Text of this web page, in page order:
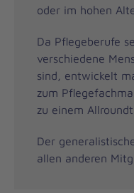
oder im hohen
Da Pflegeberufe
verschiedene
sind, entwickelt
zum
zu einem
Der
allen anderen